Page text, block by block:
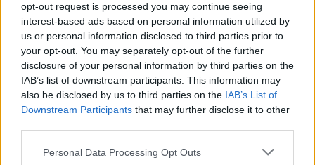
opt-out request is processed you may continue seeing
interest-based ads based on personal information utilized by
us or personal information disclosed to third parties prior to
your opt-out. You may separately opt-out of the further
disclosure of your personal information by third parties on the
IAB’s list of downstream participants. This information may
also be disclosed by us to third parties on the IAB’s List of
Downstream Participants that may further disclose it to other
Personal Data Processing Opt Outs